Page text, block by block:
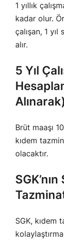
1 yıllık
kadar olur.
çalışan, 1
alır.
5 Yıl
Alınarak)
Brüt maaşı
kıdem
olacaktır.
SGK, kıdem